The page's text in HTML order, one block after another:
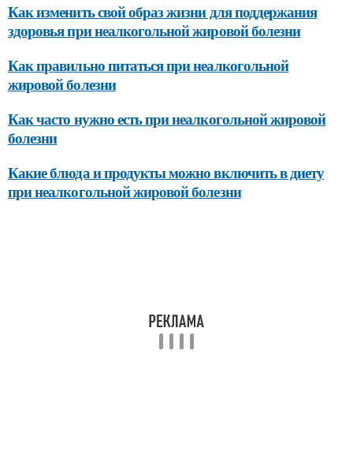
Как изменить свой образ жизни для поддержания
здоровья при неалкогольной жировой болезни
Как правильно питаться при неалкогольной
жировой болезни
Как часто нужно есть при неалкогольной жировой
болезни
Какие блюда и продукты можно включить в диету
при неалкогольной жировой болезни